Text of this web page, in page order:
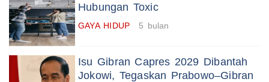
Hubungan Toxic
GAYA HIDUP 5 bulan
Isu Gibran Capres 2029 Dibantah
Jokowi, Tegaskan Prabowo–Gibran